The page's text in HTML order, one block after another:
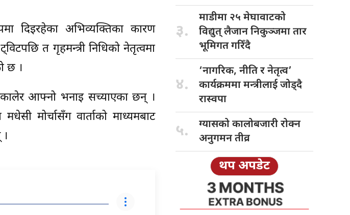
दिइरहेका अभिव्यक्तिका कारण
त गृहमन्त्री निधिको नेतृत्वमा
छ ।
आफ्नो भनाइ सच्याएका छन् ।
मोर्चासँग वार्ताको माध्यमबाट
३.
माडीमा २५ मेघावाटको
विद्युत् लैजान निकुञ्जमा तार
भूमिगत गरिँदै
४.
‘नागरिक, नीतिर नेतृत्व’
कार्यक्रममा मन्त्रीलाई जोड्दै
रास्वपा
५. ग्यासको कालोबजारीरोक्न
अनुगमन तीव्र
थप अपडेट